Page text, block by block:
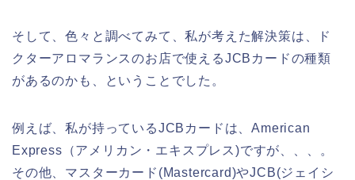
そして、色々と調べてみて、私が考えた解決策は、ド
クターアロマランスのお店で使えるJCBカードの種類
があるのかも、ということでした。
例えば、私が持っているJCBカードは、American
Express（アメリカン・エキスプレス)ですが、、、。
その他、マスターカード(Mastercard)やJCB(ジェイシ